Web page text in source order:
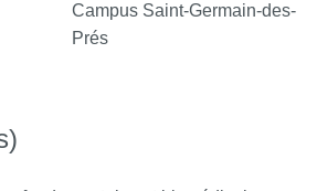
Campus Saint-Germain-des-
Prés